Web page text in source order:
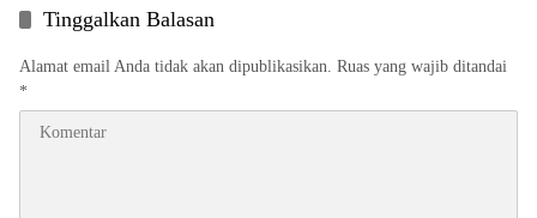
Tinggalkan Balasan
Alamat email Anda tidak akan dipublikasikan. Ruas yang wajib ditandai
*